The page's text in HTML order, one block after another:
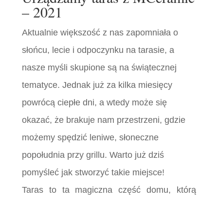
– 2021
Aktualnie większość z nas zapomniała o
słońcu, lecie i odpoczynku na tarasie, a
nasze myśli skupione są na świątecznej
tematyce. Jednak już za kilka miesięcy
powrócą ciepłe dni, a wtedy może się
okazać, że brakuje nam przestrzeni, gdzie
możemy spędzić leniwe, słoneczne
popołudnia przy grillu. Warto już dziś
pomyśleć jak stworzyć takie miejsce!
Taras to ta magiczna część domu, którą